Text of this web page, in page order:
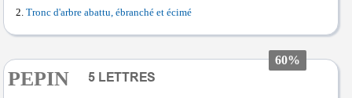
Tronc d'arbre abattu, ébranché et écimé
60%
PEPIN